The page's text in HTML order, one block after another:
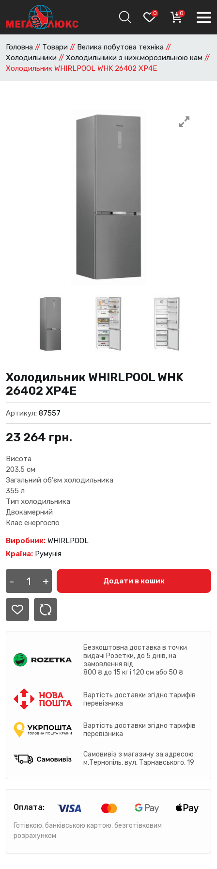
0 0
Головна // Товари // Велика побутова техніка //
Холодильники // Холодильники з ниж.морозильною кам //
Холодильник WHIRLPOOL WHK 26402 XP4E
Холодильник WHIRLPOOL WHK
26402 XP4E
Артикул: 87557
23 264 грн.
Висота
203.5 см
Загальний об’єм холодильника
355 л
Тип холодильника
Двокамерний
Клас енергоспо
Виробник: WHIRLPOOL
Країна: Румунія
-
Холодильник
WHIRLPOOL
WHK
26402
XP4E
кількість
+ Додати в кошик
Безкоштовна доставка в точки
видачі Розетки, до 5 днів, на
замовлення від
800 ₴ до 15 кг і 120 см або 50 ₴
Вартість доставки згідно тарифів
перевізника
Вартість доставки згідно тарифів
перевізника
Самовивіз з магазину за адресою
м.Тернопіль, вул. Тарнавського, 19
Оплата:
Готівкою, банківською картою, безготівковим
розрахунком